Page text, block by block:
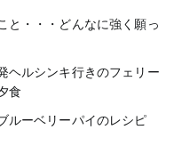
と・・・どんなに強く願っ
ヘルシンキ行きのフェリー
食
ルーベリーパイのレシピ